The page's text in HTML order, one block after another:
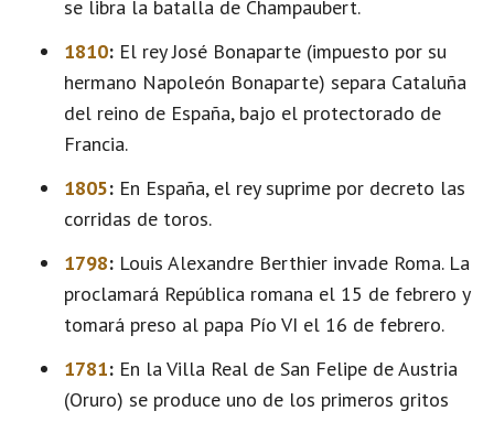
se libra la batalla de Champaubert.
1810: El rey José Bonaparte (impuesto por su
hermano Napoleón Bonaparte) separa Cataluña
del reino de España, bajo el protectorado de
Francia.
1805: En España, el rey suprime por decreto las
corridas de toros.
1798: Louis Alexandre Berthier invade Roma. La
proclamará República romana el 15 de febrero y
tomará preso al papa Pío VI el 16 de febrero.
1781: En la Villa Real de San Felipe de Austria
(Oruro) se produce uno de los primeros gritos